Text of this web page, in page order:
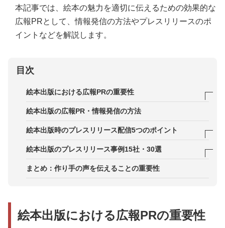
本記事では、絵本の魅力を適切に伝えるための効果的な
広報PRとして、情報発信の方法やプレスリリースのポ
イントなどを解説します。
目次
絵本出版における広報PRの重要性
新規作家が参入しにくい市場構造
読者と購入者が異なるという特殊性
書店・教育関係者に対するメディアの影響
絵本出版の広報PR・情報発信の方法
絵本出版時のプレスリリース配信5つのポイント
ポイント1．中身の絵柄が見えるようにする
ポイント2．対象年齢を明確にする
ポイント5．絵本の背景・ストーリーを伝える
絵本出版のプレスリリース事例15社・30選
事例1．偕成社
事例4．株式会社KADOKAWA
まとめ：作り手の声を伝えることの重要性
絵本出版における広報PRの重要性